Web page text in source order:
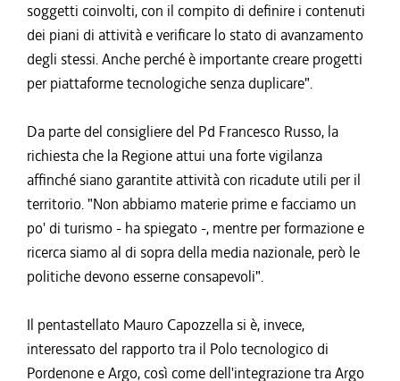
soggetti coinvolti, con il compito di definire i contenuti
dei piani di attività e verificare lo stato di avanzamento
degli stessi. Anche perché è importante creare progetti
per piattaforme tecnologiche senza duplicare".
Da parte del consigliere del Pd Francesco Russo, la
richiesta che la Regione attui una forte vigilanza
affinché siano garantite attività con ricadute utili per il
territorio. "Non abbiamo materie prime e facciamo un
po' di turismo - ha spiegato -, mentre per formazione e
ricerca siamo al di sopra della media nazionale, però le
politiche devono esserne consapevoli".
Il pentastellato Mauro Capozzella si è, invece,
interessato del rapporto tra il Polo tecnologico di
Pordenone e Argo, così come dell'integrazione tra Argo